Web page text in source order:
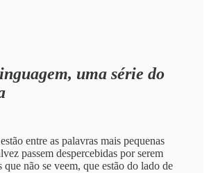
, uma série do
entre as palavras mais pequenas
passem despercebidas por serem
que não se veem, que estão do lado de